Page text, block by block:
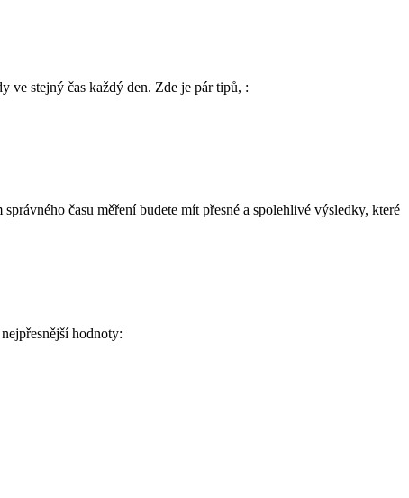
ve stejný čas každý den. Zde je pár tipů, :
času měření budete mít přesné a spolehlivé výsledky, které
hodnoty: